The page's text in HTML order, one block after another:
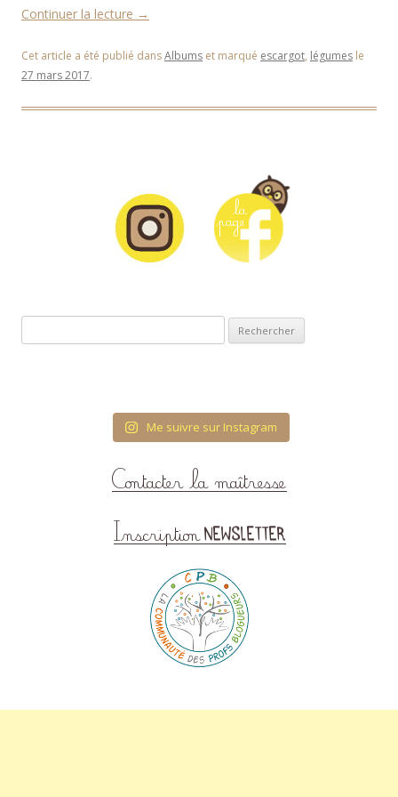
Continuer la lecture →
Cet article a été publié dansAlbums et marqué escargot, légumes le
27 mars 2017.
Me suivre sur Instagram